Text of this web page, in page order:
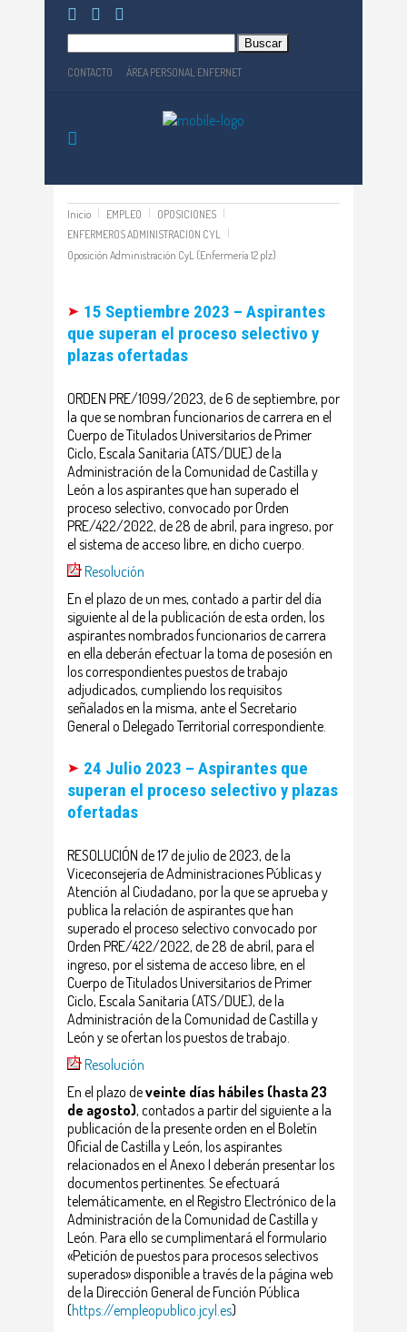
CONTACTO ÁREA PERSONAL ENFERNET
Inicio EMPLEO
OPOSICIONES
ENFERMEROS ADMINISTRACION CYL
Oposición Administración CyL (Enfermería 12 plz)
15 Septiembre 2023 – Aspirantes
que superan el proceso selectivo y
plazas ofertadas
ORDEN PRE/1099/2023, de 6 de septiembre, por
la que se nombran funcionarios de carrera en el
Cuerpo de Titulados Universitarios de Primer
Ciclo, Escala Sanitaria (ATS/DUE) de la
Administración de la Comunidad de Castilla y
León a los aspirantes que han superado el
proceso selectivo, convocado por Orden
PRE/422/2022, de 28 de abril, para ingreso, por
el sistema de acceso libre, en dicho cuerpo.
Resolución
En el plazo de un mes, contado a partir del día
siguiente al de la publicación de esta orden, los
aspirantes nombrados funcionarios de carrera
en ella deberán efectuar la toma de posesión en
los correspondientes puestos de trabajo
adjudicados, cumpliendo los requisitos
señalados en la misma, ante el Secretario
General o Delegado Territorial correspondiente.
24 Julio 2023 – Aspirantes que
superan el proceso selectivo y plazas
ofertadas
RESOLUCIÓN de 17 de julio de 2023, de la
Viceconsejería de Administraciones Públicas y
Atención al Ciudadano, por la que se aprueba y
publica la relación de aspirantes que han
superado el proceso selectivo convocado por
Orden PRE/422/2022, de 28 de abril, para el
ingreso, por el sistema de acceso libre, en el
Cuerpo de Titulados Universitarios de Primer
Ciclo, Escala Sanitaria (ATS/DUE), de la
Administración de la Comunidad de Castilla y
León y se ofertan los puestos de trabajo.
Resolución
En el plazo deveinte días hábiles (hasta 23
de agosto), contados a partir del siguiente a la
publicación de la presente orden en el Boletín
Oficial de Castilla y León, los aspirantes
relacionados en el Anexo I deberán presentar los
documentos pertinentes. Se efectuará
telemáticamente, en el Registro Electrónico de la
Administración de la Comunidad de Castilla y
León. Para ello se cumplimentará el formulario
«Petición de puestos para procesos selectivos
superados» disponible a través de la página web
de la Dirección General de Función Pública
(https://empleopublico.jcyl.es)